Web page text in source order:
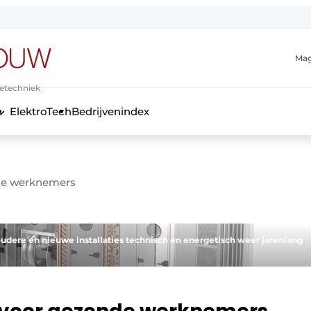
ElektroTechBedrijvenindex
werknemers
en nieuwe installaties technisch en energetisch weer jarenlang